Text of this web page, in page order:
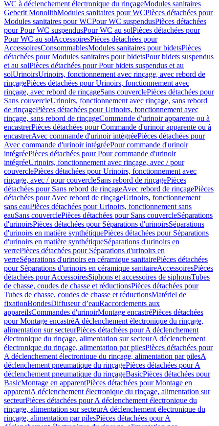
WC à déclenchement électronique du rinçageModules sanitaires
Geberit MonolithModules sanitaires pour WCPièces détachées pour
Modules sanitaires pour WCPour WC suspendusPièces détachées
pour Pour WC suspendusPour WC au solPièces détachées pour
Pour WC au solAccessoiresPièces détachées pour
AccessoiresConsommablesModules sanitaires pour bidetsPièces
détachées pour Modules sanitaires pour bidetsPour bidets suspendus
et au solPièces détachées pour Pour bidets suspendus et au
solUrinoirsUrinoirs, fonctionnement avec rinçage, avec rebord de
rinçagePièces détachées pour Urinoirs, fonctionnement avec
rinçage, avec rebord de rinçageSans couverclePièces détachées pour
Sans couvercleUrinoirs, fonctionnement avec rinçage, sans rebord
de rinçagePièces détachées pour Urinoirs, fonctionnement avec
rinçage, sans rebord de rinçageCommande d'urinoir apparente ou à
encastrerPièces détachées pour Commande d'urinoir apparente ou à
encastrerAvec commande d'urinoir intégréePièces détachées pour
Avec commande d'urinoir intégréePour commande d'urinoir
intégréePièces détachées pour Pour commande d'urinoir
intégréeUrinoirs, fonctionnement avec rinçage, avec / pour
couverclePièces détachées pour Urinoirs, fonctionnement avec
rinçage, avec / pour couvercleSans rebord de rinçagePièces
détachées pour Sans rebord de rinçageAvec rebord de rinçagePièces
détachées pour Avec rebord de rinçageUrinoirs, fonctionnement
sans eauPièces détachées pour Urinoirs, fonctionnement sans
eauSans couverclePièces détachées pour Sans couvercleSéparations
d'urinoirsPièces détachées pour Séparations d'urinoirsSéparations
d'urinoirs en matière synthétiquePièces détachées pour Séparations
d'urinoirs en matière synthétiqueSéparations d'urinoirs en
verrePièces détachées pour Séparations d'urinoirs en
verreSéparations d'urinoirs en céramique sanitairePièces détachées
pour Séparations d'urinoirs en céramique sanitaireAccessoiresPièces
détachées pour AccessoiresSiphons et accessoires de siphonsTubes
de chasse, coudes de chasse et réductionsPièces détachées pour
Tubes de chasse, coudes de chasse et réductionsMatériel de
fixationBondesDiffuseur d’eauRaccordements aux
appareilsCommandes d'urinoirMontage encastréPièces détachées
pour Montage encastréA déclenchement électronique du rinçage,
alimentation sur secteurPièces détachées pour A déclenchement
électronique du rinçage, alimentation sur secteurA déclenchement
électronique du rinçage, alimentation par pilesPièces détachées pour
A déclenchement électronique du rinçage, alimentation par pilesA
déclenchement pneumatique du rinçagePièces détachées pour A
déclenchement pneumatique du rinçageBasicPièces détachées pour
BasicMontage en apparentPièces détachées pour Montage en
apparentA déclenchement électronique du rinçage, alimentation sur
secteurPièces détachées pour A déclenchement électronique du
rinçage, alimentation sur secteurA déclenchement électronique du
rinçage, alimentation par pilesPièces détachées pour A